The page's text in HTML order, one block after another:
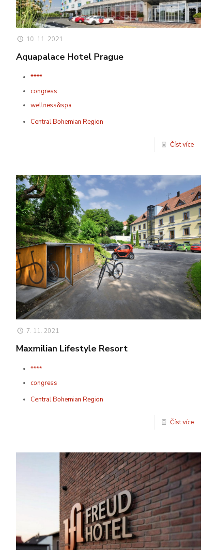
10. 11. 2021
Aquapalace Hotel Prague
****
congress
wellness&spa
Central Bohemian Region
Číst více
7. 11. 2021
Maxmilian Lifestyle Resort
****
congress
Central Bohemian Region
Číst více